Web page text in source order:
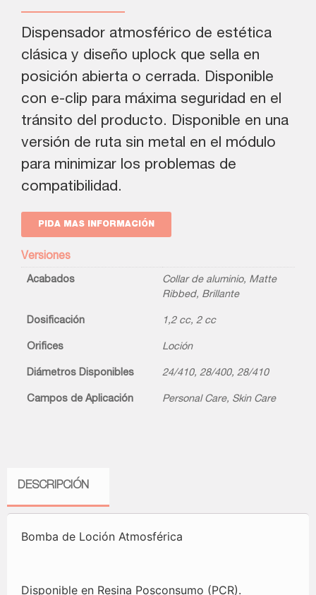
Dispensador atmosférico de estética
clásica y diseño uplock que sella en
posición abierta o cerrada. Disponible
con e-clip para máxima seguridad en el
tránsito del producto. Disponible en una
versión de ruta sin metal en el módulo
para minimizar los problemas de
compatibilidad.
PIDA MAS INFORMACIÓN
Versiones
Acabados Collar de aluminio, Matte
Ribbed, Brillante
Dosificación 1,2 cc, 2 cc
Orifices Loción
Diámetros Disponibles 24/410, 28/400, 28/410
Campos de Aplicación Personal Care, Skin Care
DESCRIPCIÓN
Bomba de Loción Atmosférica
Disponible en Resina Posconsumo (PCR).